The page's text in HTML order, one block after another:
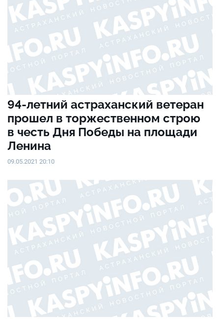
94-летний астраханский ветеран
прошел в торжественном строю
в честь Дня Победы на площади
Ленина
09.05.2021 20:10